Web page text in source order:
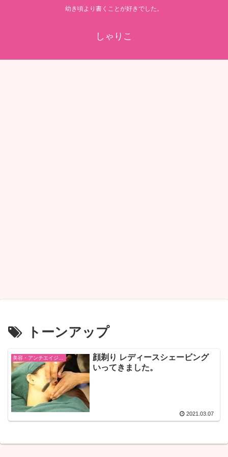
幼き頃より書くことが好きでした。
しゃりこ
トーンアップ
顔剃り レディースシェービング
いってきました。
2021.03.07